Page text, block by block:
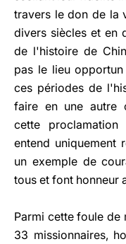
travers le don de la
divers siècles et en
de l'histoire de
pas le lieu
ces périodes de
faire en une autre
cette
entend uniquement
un exemple de
tous et font honneur
Parmi cette foule de
33 missionnaires,